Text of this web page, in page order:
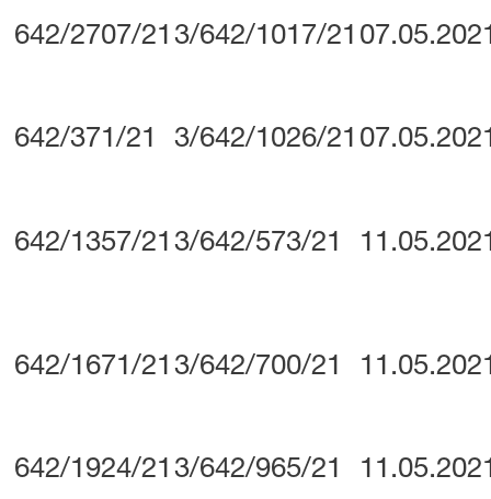
642/2707/21 3/642/1017/21
642/371/21 3/642/1026/21
642/1357/21 3/642/573/21
642/1671/21 3/642/700/21
642/1924/21 3/642/965/21